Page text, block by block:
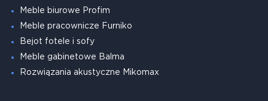
Meble biurowe Profim
Meble pracownicze Furniko
Bejot fotele i sofy
Meble gabinetowe Balma
Rozwiązania akustyczne Mikomax